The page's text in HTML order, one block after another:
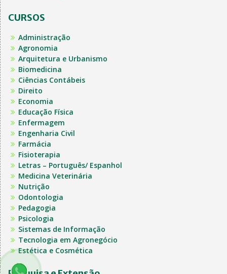
CURSOS
Administração
Agronomia
Arquitetura e Urbanismo
Biomedicina
Ciências Contábeis
Direito
Economia
Educação Física
Enfermagem
Engenharia Civil
Farmácia
Fisioterapia
Letras – Português/ Espanhol
Medicina Veterinária
Nutrição
Odontologia
Pedagogia
Psicologia
Sistemas de Informação
Tecnologia em Agronegócio
Estética e Cosmética